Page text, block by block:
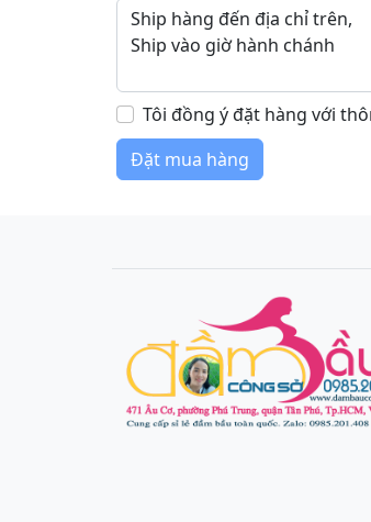
Tôi đồng ý đặt hàng với